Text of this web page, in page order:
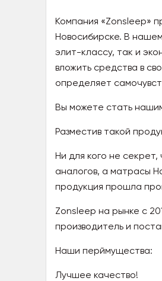
Компания «Zonsleep»
Новосибирске. В
элит-классу, так и
вложить средства в
определяет
Вы можете стать
Разместив такой
Ни для кого не
аналогов, а матрасы
продукция прошла
Zonsleep на рынке с
производитель и
Наши перймущества:
Лучшее качество!